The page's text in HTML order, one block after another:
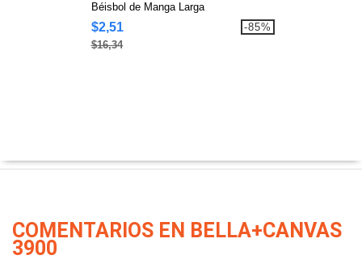
Béisbol de Manga Larga
$2,51
$16,34
-85%
COMENTARIOS EN BELLA+CANVAS
3900